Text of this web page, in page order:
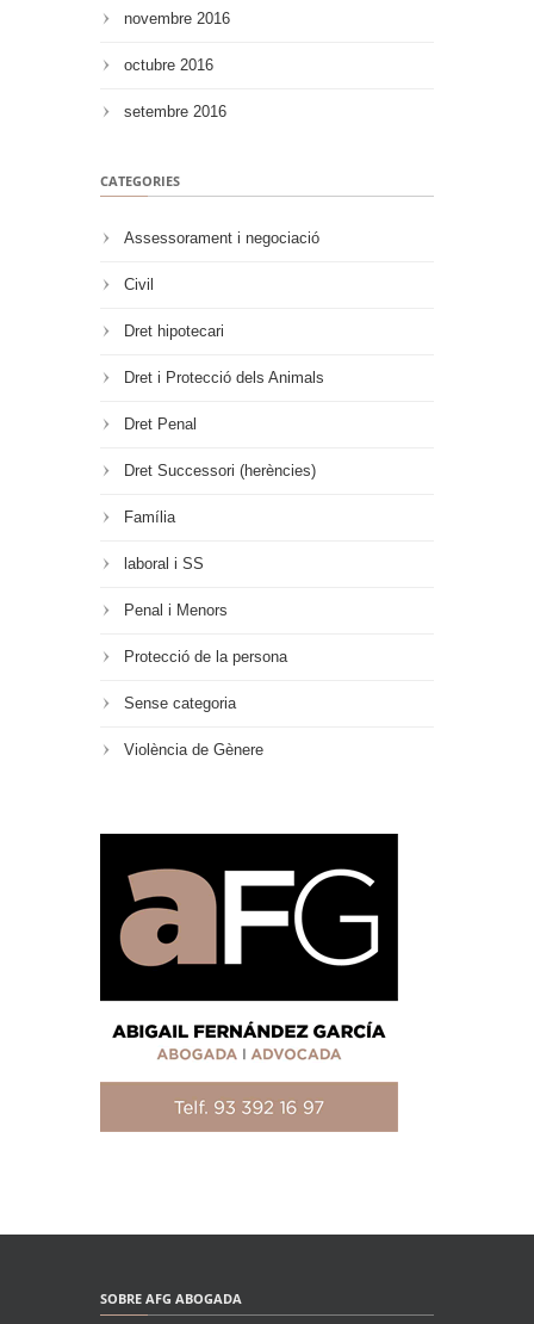
novembre 2016
octubre 2016
setembre 2016
CATEGORIES
Assessorament i negociació
Civil
Dret hipotecari
Dret i Protecció dels Animals
Dret Penal
Dret Successori (herències)
Família
laboral i SS
Penal i Menors
Protecció de la persona
Sense categoria
Violència de Gènere
SOBRE AFG ABOGADA